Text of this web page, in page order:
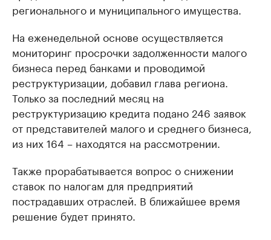
регионального и муниципального имущества.
На еженедельной основе осуществляется
мониторинг просрочки задолженности малого
бизнеса перед банками и проводимой
реструктуризации, добавил глава региона.
Только за последний месяц на
реструктуризацию кредита подано 246 заявок
от представителей малого и среднего бизнеса,
из них 164 – находятся на рассмотрении.
Также прорабатывается вопрос о снижении
ставок по налогам для предприятий
пострадавших отраслей. В ближайшее время
решение будет принято.